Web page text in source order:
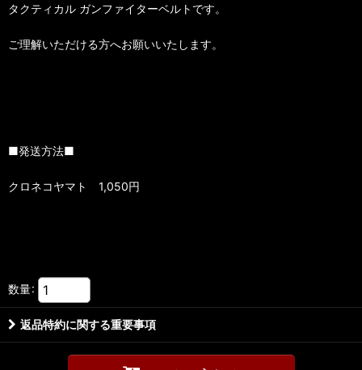
タクティカル ガンファイターベルトです。
ご理解いただける方へお願いいたします。
■発送方法■
クロネコヤマト 1,050円
数量:
返品特約に関する重要事項